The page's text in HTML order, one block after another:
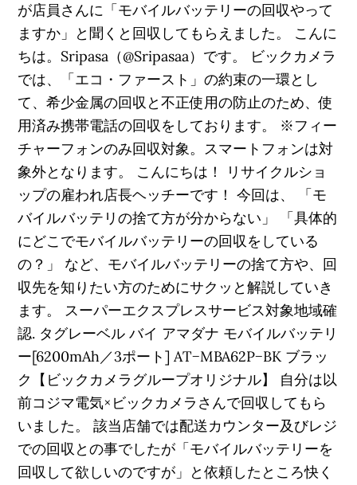
が店員さんに「モバイルバッテリーの回収やって
ますか」と聞くと回収してもらえました。 こんに
ちは。Sripasa（@Sripasaa）です。 ビックカメラ
では、「エコ・ファースト」の約束の一環とし
て、希少金属の回収と不正使用の防止のため、使
用済み携帯電話の回収をしております。 ※フィー
チャーフォンのみ回収対象。スマートフォンは対
象外となります。 こんにちは！ リサイクルショ
ップの雇われ店長ヘッチーです！ 今回は、 「モ
バイルバッテリの捨て方が分からない」 「具体的
にどこでモバイルバッテリーの回収をしている
の？」 など、モバイルバッテリーの捨て方や、回
収先を知りたい方のためにサクッと解説していき
ます。 スーパーエクスプレスサービス対象地域確
認. タグレーベル バイ アマダナ モバイルバッテリ
ー[6200mAh／3ポート] AT−MBA62P−BK ブラッ
ク【ビックカメラグループオリジナル】 自分は以
前コジマ電気×ビックカメラさんで回収してもら
いました。 該当店舗では配送カウンター及びレジ
での回収との事でしたが「モバイルバッテリーを
回収して欲しいのですが」と依頼したところ快く